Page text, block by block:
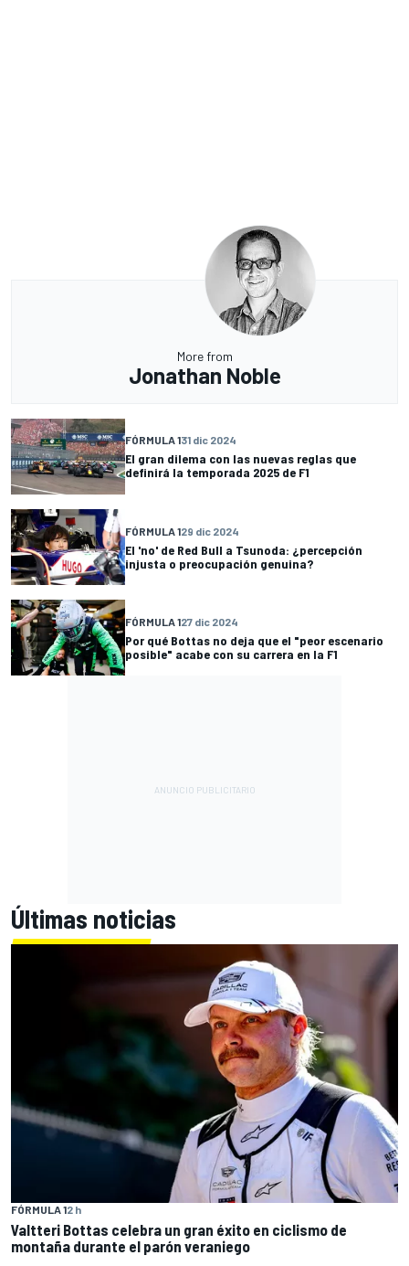
More from
Jonathan Noble
FÓRMULA 131 dic 2024
El gran dilema con las nuevas reglas que
definirá la temporada 2025 de F1
FÓRMULA 129 dic 2024
El 'no' de Red Bull a Tsunoda: ¿percepción
injusta o preocupación genuina?
FÓRMULA 127 dic 2024
Por qué Bottas no deja que el "peor escenario
posible" acabe con su carrera en la F1
Últimas noticias
FÓRMULA 12 h
Valtteri Bottas celebra un gran éxito en ciclismo de
montaña durante el parón veraniego